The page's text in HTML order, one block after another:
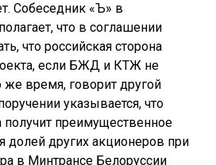
Собеседник «Ъ» в
что в соглашении
что российская сторона
если БЖД и КТЖ не
же время, говорит другой
указывается, что
получит преимущественное
долей других акционеров при
в Минтрансе Белоруссии